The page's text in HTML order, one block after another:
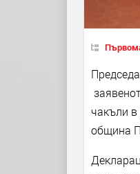
чакъли в
община